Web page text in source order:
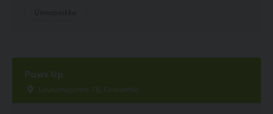
Paws Up
Lautamajantie 76, Orimattila